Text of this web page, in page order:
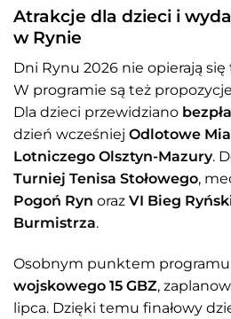
Atrakcje dla dzieci i
w Rynie
Dni Rynu 2026 nie opierają
W programie są też
Dla dzieci przewidziano
dzień wcześniej Odlotowe
Lotniczego Olsztyn-Mazury.
Turniej Tenisa Stołowego,
Pogoń Ryn oraz VI Bieg
Burmistrza.
Osobnym punktem
wojskowego 15 GBZ,
lipca. Dzięki temu finałowy